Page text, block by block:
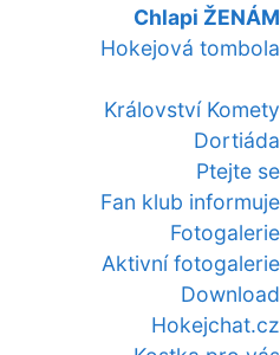
Chlapi ŽENÁM
Hokejová tombola
Království Komety
Dortiáda
Ptejte se
Fan klub informuje
Fotogalerie
Aktivní fotogalerie
Download
Hokejchat.cz